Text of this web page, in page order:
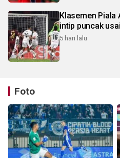
Klasemen Piala
intip puncak
5 hari lalu
Foto